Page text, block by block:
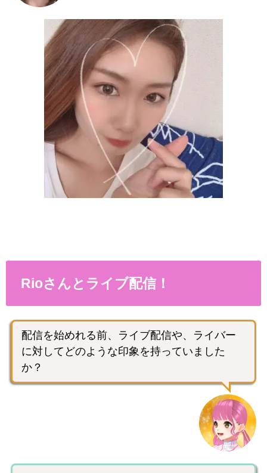
Rioさんとライブ配信！
配信を始めれる前、ライブ配信や、ライバー
に対してどのような印象を持っていました
か？